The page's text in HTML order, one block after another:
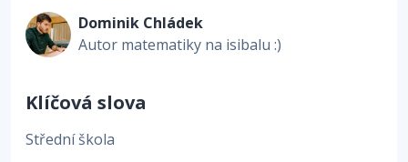
Dominik Chládek
Autor matematiky na isibalu :)
Klíčová slova
Střední škola